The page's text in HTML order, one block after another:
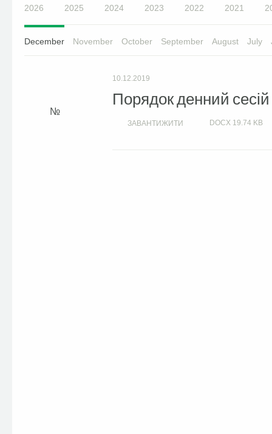
2026 2025 2024 2023 2022 2021
December November October September August July
10.12.2019
Порядок денний сесій
ЗАВАНТИЖИТИ DOCX 19.74 KB